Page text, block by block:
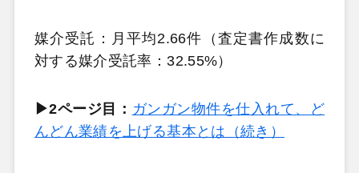
媒介受託：月平均2.66件（査定書作成数に
対する媒介受託率：32.55%）
▶2ページ目： ガンガン物件を仕入れて、ど
んどん業績を上げる基本とは（続き）